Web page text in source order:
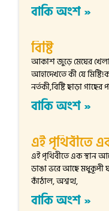
বাকি অংশ »
বিষ্টি
আকাশ জুড়ে মেঘের
আহাদেখতে কী যে
নর্তকী,বিষ্টি ছাড়া
বাকি অংশ »
এই পৃথিবীতে
এই পৃথিবীতে এক স্থান
ডাঙা ভরে আছে মধুকূপী
কাঁঠাল, অশ্বত্থ,
বাকি অংশ »